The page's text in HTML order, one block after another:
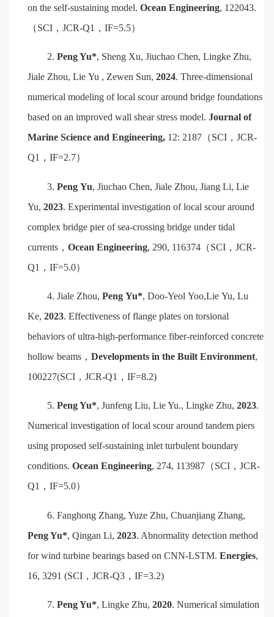
on the self-sustaining model. Ocean Engineering, 122043.
（SCI ， JCR-Q1 ， IF=5.5）
2.Peng Yu*, Sheng Xu, Jiuchao Chen, Lingke Zhu,
Jiale Zhou, Lie Yu , Zewen Sun, 2024. Three-dimensional
numerical modeling oflocal scouraround bridge foundations
based on an improved wall shearstress model. Journal of
Marine Science and Engineering, 12: 2187 （SCI ， JCR-
Q1 ， IF=2.7）
3.Peng Yu, Jiuchao Chen,Jiale Zhou,Jiang Li,Lie
Yu, 2023. Experimental investigation of local scour around
complex bridge pier of sea-crossing bridge under tidal
currents ， Ocean Engineering, 290, 116374 （SCI ， JCR-
Q1 ， IF=5.0）
4.Jiale Zhou,Peng Yu*,Doo-Yeol Yoo,Lie Yu,Lu
Ke, 2023. Effectiveness of flange plates on torsional
behaviors of ultra-high-performance fiber-reinforced concrete
hollow beams ， Developments in the Built Environment,
100227(SCI ， JCR-Q1 ， IF=8.2)
5.Peng Yu*, Junfeng Liu, Lie Yu., Lingke Zhu,2023.
Numerical investigation of local scour around tandem piers
using proposed self-sustaining inlet turbulent boundary
conditions. Ocean Engineering, 274, 113987 （SCI ， JCR-
Q1 ， IF=5.0）
6.Fanghong Zhang, Yuze Zhu, Chuanjiang Zhang,
Peng Yu*, Qingan Li, 2023. Abnormality detection method
forwind turbine bearings based on CNN-LSTM. Energies,
16, 3291 (SCI ， JCR-Q3 ， IF=3.2)
7.Peng Yu*, Lingke Zhu,2020. Numerical simulation